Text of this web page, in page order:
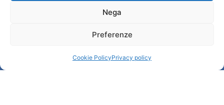
Nega
Preferenze
Cookie PolicyPrivacy policy